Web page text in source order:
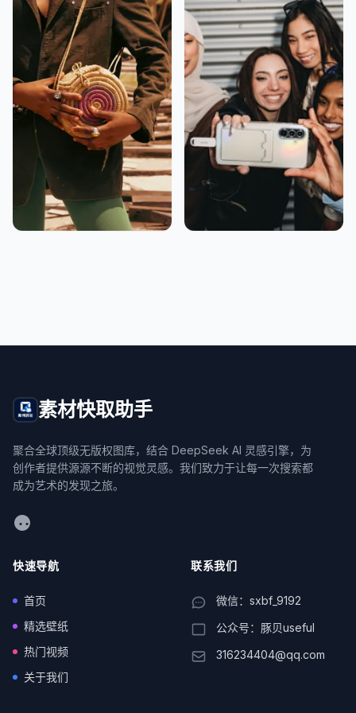
素材快取助手
聚合全球顶级无版权图库，结合 DeepSeek AI 灵感引擎，为
创作者提供源源不断的视觉灵感。我们致力于让每一次搜索都
成为艺术的发现之旅。
WeChat
快速导航
首页
精选壁纸
热门视频
关于我们
联系我们
微信：sxbf_9192
公众号：豚贝useful
316234404@qq.com